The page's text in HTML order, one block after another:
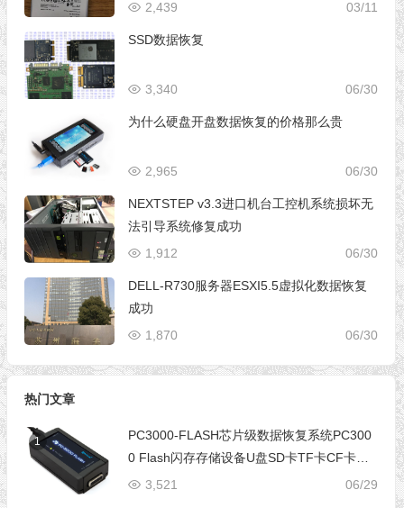
03/11
2,439
SSD数据恢复
06/30
3,340
为什么硬盘开盘数据恢复的价格那么贵
06/30
2,965
NEXTSTEP v3.3进口机台工控机系统损坏无
法引导系统修复成功
06/30
1,912
DELL-R730服务器ESXI5.5虚拟化数据恢复
成功
06/30
1,870
热门文章
1
PC3000-FLASH芯片级数据恢复系统PC300
0 Flash闪存存储设备U盘SD卡TF卡CF卡芯
片级数据恢复设备
06/29
3,521